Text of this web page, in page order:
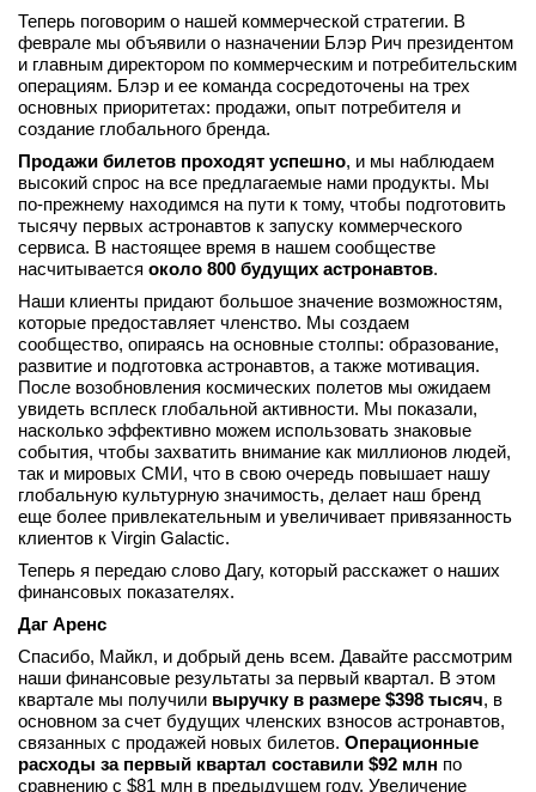
Теперь поговорим о нашей коммерческой стратегии. В
феврале мы объявили о назначении Блэр Рич президентом
и главным директором по коммерческим и потребительским
операциям. Блэр и ее команда сосредоточены на трех
основных приоритетах: продажи, опыт потребителя и
создание глобального бренда.
Продажи билетов проходят успешно, и мы наблюдаем
высокий спрос на все предлагаемые нами продукты. Мы
по-прежнему находимся на пути к тому, чтобы подготовить
тысячу первых астронавтов к запуску коммерческого
сервиса. В настоящее время в нашем сообществе
насчитывается около 800 будущих астронавтов.
Наши клиенты придают большое значение возможностям,
которые предоставляет членство. Мы создаем
сообщество, опираясь на основные столпы: образование,
развитие и подготовка астронавтов, а также мотивация.
После возобновления космических полетов мы ожидаем
увидеть всплеск глобальной активности. Мы показали,
насколько эффективно можем использовать знаковые
события, чтобы захватить внимание как миллионов людей,
так и мировых СМИ, что в свою очередь повышает нашу
глобальную культурную значимость, делает наш бренд
еще более привлекательным и увеличивает привязанность
клиентов к Virgin Galactic.
Теперь я передаю слово Дагу, который расскажет о наших
финансовых показателях.
Даг Аренс
Спасибо, Майкл, и добрый день всем. Давайте рассмотрим
наши финансовые результаты за первый квартал. В этом
квартале мы получили выручку в размере $398 тысяч, в
основном за счет будущих членских взносов астронавтов,
связанных с продажей новых билетов. Операционные
расходы за первый квартал составили $92 млн по
сравнению с $81 млн в предыдущем году. Увеличение